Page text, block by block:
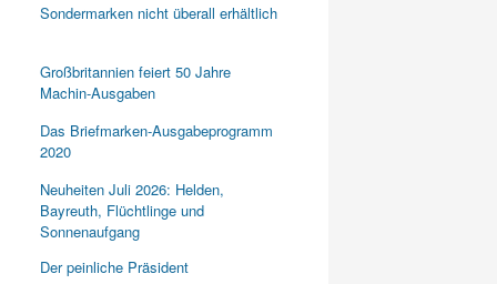
Sondermarken nicht überall erhältlich
Großbritannien feiert 50 Jahre
Machin-Ausgaben
Das Briefmarken-Ausgabeprogramm
2020
Neuheiten Juli 2026: Helden,
Bayreuth, Flüchtlinge und
Sonnenaufgang
Der peinliche Präsident